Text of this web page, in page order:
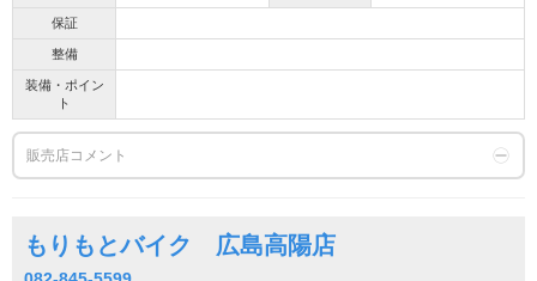
保証
整備
装備・ポイン
ト
販売店コメント
もりもとバイク 広島高陽店